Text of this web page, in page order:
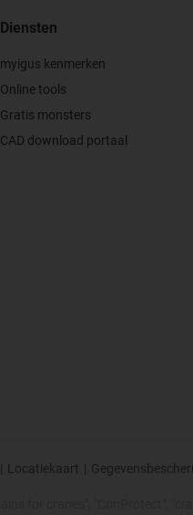
Diensten
myigus kenmerken
Online tools
Gratis monsters
CAD download portaal
| Locatiekaart |